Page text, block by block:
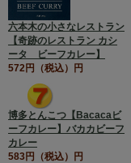
六本木の小さなレストラン
【奇跡のレストラン カシ
ータ ビーフカレー】
572円（税込）円
博多とんこつ【Bacacaビ
ーフカレー】バカカビーフ
カレー
583円（税込）円